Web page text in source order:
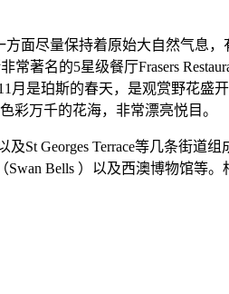
面尽量保持着原始大自然气息
著名的5星级餐厅Frasers
月是珀斯的春天，是观赏野花盛
彩万千的花海，非常漂亮悦目。
St Georges Terrace等几条街道
Bells ）以及西澳博物馆等。